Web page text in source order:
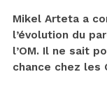
Mikel Arteta a
l’évolution du
l’OM. Il ne sait
chance chez les